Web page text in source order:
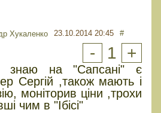
Хукаленко 23.10.2014 20:45 #
- 1 +
знаю на "Сапсані" є
Сергій ,також мають і
моніторив ціни ,трохи
чим в "Ібісі"